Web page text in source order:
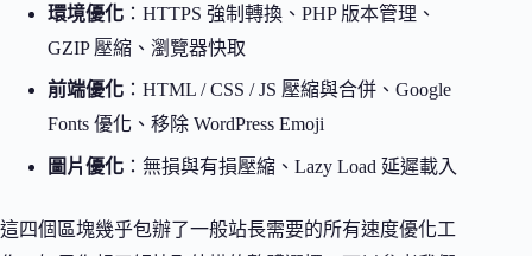
環境優化 ：HTTPS 強制轉換、PHP 版本管理、
GZIP 壓縮、瀏覽器快取
前端優化 ：HTML / CSS / JS 壓縮與合併、Google
Fonts 優化、移除 WordPress Emoji
圖片優化 ：無損與有損壓縮、Lazy Load 延遲載入
這四個區塊幾乎包辦了一般站長需要的所有速度優化工